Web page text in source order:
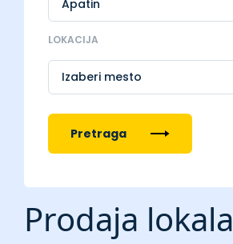
LOKACIJA
Izaberi mesto
Pretraga
Prodaja lokala